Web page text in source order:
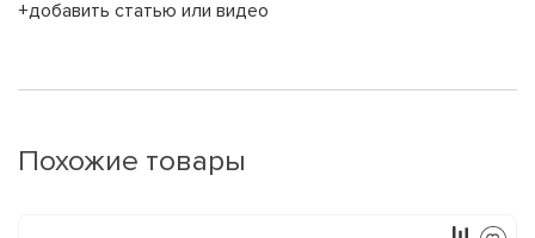
+добавить статью или видео
Похожие товары